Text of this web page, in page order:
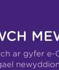
ar gyfer e-